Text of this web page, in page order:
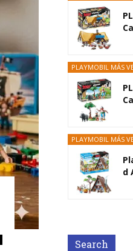
PLAYMOBIL MÁS
PLAYMOBIL MÁS
d
Search